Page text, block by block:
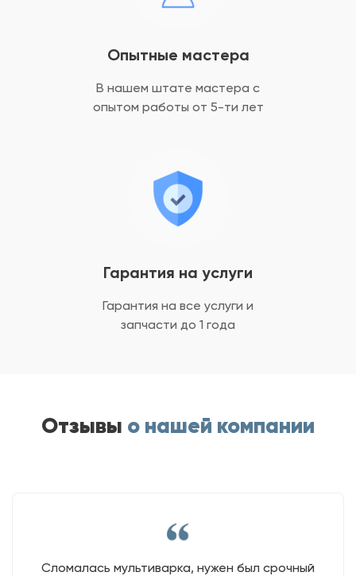
Гарантия на услуги
Гарантия на все услуги и
запчасти до 1 года
Опытные мастера
В нашем штате мастера с
опытом работы от 5-ти лет
Отзывы о нашей компании
Сломалась мультиварка, нужен был срочный